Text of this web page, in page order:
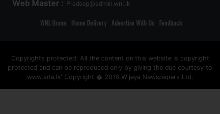
Web Master : Pradeep@admin.wnl.lk
WNL Home Home Delivery Advertise With Us Feedback
Copyrights protected: All the content on this website is copyright
protected and can be reproduced only by giving the due courtesy to
www.ada.lk' Copyright � 2018 Wijeya Newspapers Ltd.